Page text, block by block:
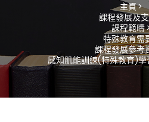
主頁 >
課程發展及
課程範疇
特殊教育需
課程發展參考
感知肌能訓練(特殊教育)